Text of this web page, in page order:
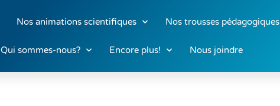
Nos animations scientifiques Nos trousses pédagogiques
Qui sommes-nous? Encore plus! Nous joindre